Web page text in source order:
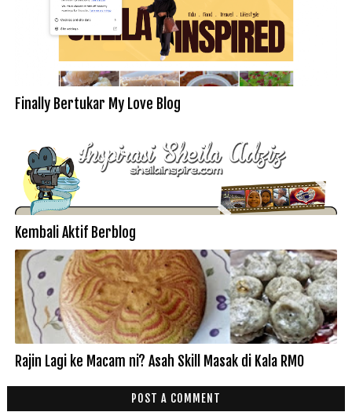
Finally Bertukar My Love Blog
Kembali Aktif Berblog
Rajin Lagi ke Macam ni? Asah Skill Masak di Kala RMO
POST A COMMENT